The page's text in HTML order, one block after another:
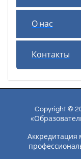
О нас
Контакты
Copyright ©
Аккредитация